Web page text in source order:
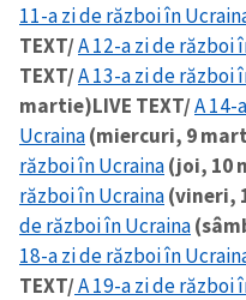
11-a zi de război în
TEXT/A 12-a zi de război
TEXT/A 13-a zi de război
martie)LIVE TEXT/A 14-
Ucraina(miercuri, 9
război în Ucraina(joi, 10
război în Ucraina(vineri,
de război în Ucraina
18-a zi de război în
TEXT/A 19-a zi de război